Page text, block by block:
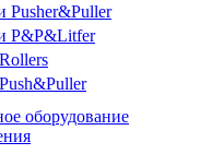
Pusher&Puller
P&P&Litfer
оборудование